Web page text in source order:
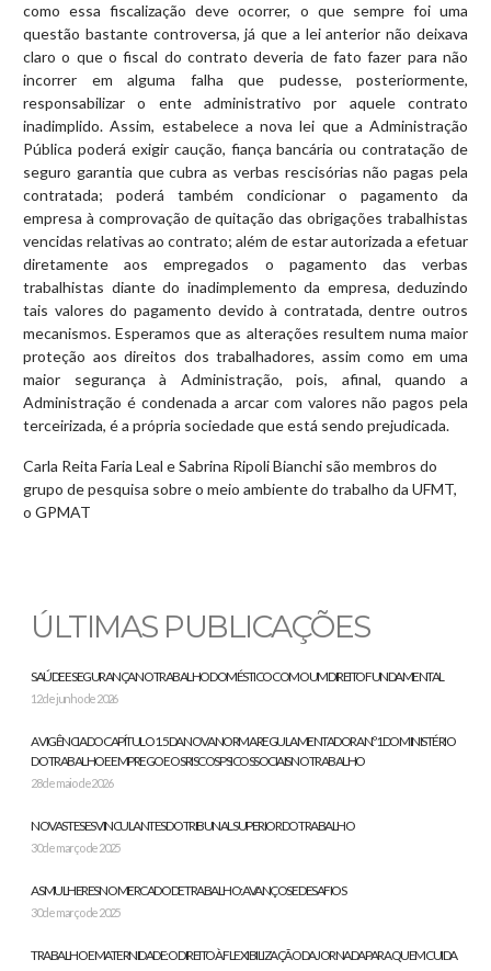
como essa fiscalização deve ocorrer, o que sempre foi uma
questão bastante controversa, já que a lei anterior não deixava
claro o que o fiscal do contrato deveria de fato fazer para não
incorrer em alguma falha que pudesse, posteriormente,
responsabilizar o ente administrativo por aquele contrato
inadimplido. Assim, estabelece a nova lei que a Administração
Pública poderá exigir caução, fiança bancária ou contratação de
seguro garantia que cubra as verbas rescisórias não pagas pela
contratada; poderá também condicionar o pagamento da
empresa à comprovação de quitação das obrigações trabalhistas
vencidas relativas ao contrato; além de estar autorizada a efetuar
diretamente aos empregados o pagamento das verbas
trabalhistas diante do inadimplemento da empresa, deduzindo
tais valores do pagamento devido à contratada, dentre outros
mecanismos. Esperamos que as alterações resultem numa maior
proteção aos direitos dos trabalhadores, assim como em uma
maior segurança à Administração, pois, afinal, quando a
Administração é condenada a arcar com valores não pagos pela
terceirizada, é a própria sociedade que está sendo prejudicada.
Carla Reita Faria Leal e Sabrina Ripoli Bianchi são membros do
grupo de pesquisa sobre o meio ambiente do trabalho da UFMT,
o GPMAT
ÚLTIMAS PUBLICAÇÕES
SAÚDE E SEGURANÇA NO TRABALHO DOMÉSTICO COMO UM DIREITO FUNDAMENTAL
12 de junho de 2026
A VIGÊNCIA DO CAPÍTULO 1.5 DA NOVA NORMA REGULAMENTADORA N.º 1 DO MINISTÉRIO
DO TRABALHO E EMPREGO E OS RISCOS PSICOSSOCIAIS NO TRABALHO
28 de maio de 2026
NOVAS TESES VINCULANTES DO TRIBUNAL SUPERIOR DO TRABALHO
30 de março de 2025
AS MULHERES NO MERCADO DE TRABALHO: AVANÇOS E DESAFIOS
30 de março de 2025
TRABALHO E MATERNIDADE: O DIREITO À FLEXIBILIZAÇÃO DA JORNADA PARA QUEM CUIDA